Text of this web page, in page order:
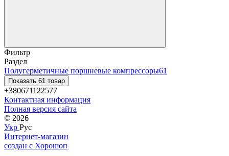
Фильтр
Раздел
Полугерметичные поршневые компрессоры61
Показать 61 товар
+380671122577
Контактная информация
Полная версия сайта
© 2026
Укр Рус
Интернет-магазин
создан с Хорошоп